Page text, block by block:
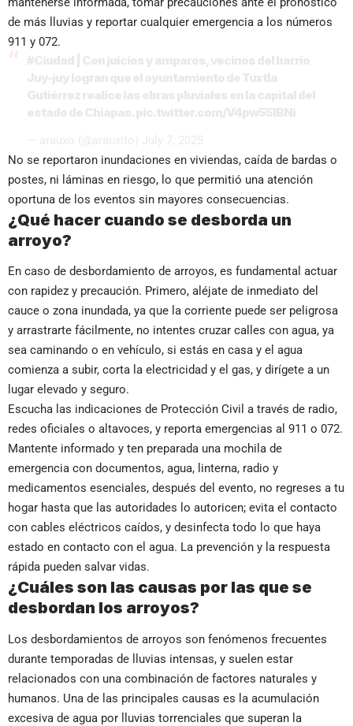
de más lluvias y reportar cualquier emergencia a los números
911 y 072.
No se reportaron inundaciones en viviendas, caída de bardas o
postes, ni láminas en riesgo, lo que permitió una atención
oportuna de los eventos sin mayores consecuencias.
¿Qué hacer cuando se desborda un
arroyo?
En caso de desbordamiento de arroyos, es fundamental actuar
con rapidez y precaución. Primero, aléjate de inmediato del
cauce o zona inundada, ya que la corriente puede ser peligrosa
y arrastrarte fácilmente, no intentes cruzar calles con agua, ya
sea caminando o en vehículo, si estás en casa y el agua
comienza a subir, corta la electricidad y el gas, y dirígete a un
lugar elevado y seguro.
Escucha las indicaciones de Protección Civil a través de radio,
redes oficiales o altavoces, y reporta emergencias al 911 o 072.
Mantente informado y ten preparada una mochila de
emergencia con documentos, agua, linterna, radio y
medicamentos esenciales, después del evento, no regreses a tu
hogar hasta que las autoridades lo autoricen; evita el contacto
con cables eléctricos caídos, y desinfecta todo lo que haya
estado en contacto con el agua. La prevención y la respuesta
rápida pueden salvar vidas.
¿Cuáles son las causas por las que se
desbordan los arroyos?
Los desbordamientos de arroyos son fenómenos frecuentes
durante temporadas de lluvias intensas, y suelen estar
relacionados con una combinación de factores naturales y
humanos. Una de las principales causas es la acumulación
excesiva de agua por lluvias torrenciales que superan la